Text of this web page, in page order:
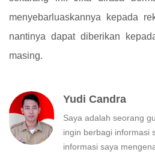
menyebarluaskannya kepada
nantinya dapat diberikan
masing.
Yudi Candra
Saya adalah seorang
ingin berbagi informasi
informasi saya